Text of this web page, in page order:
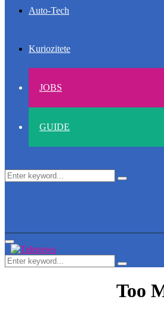
Auto-Tech
Kuriozitete
JOBS
GUIDE
Search
Search
Primary
Menu
Search
for:
Search